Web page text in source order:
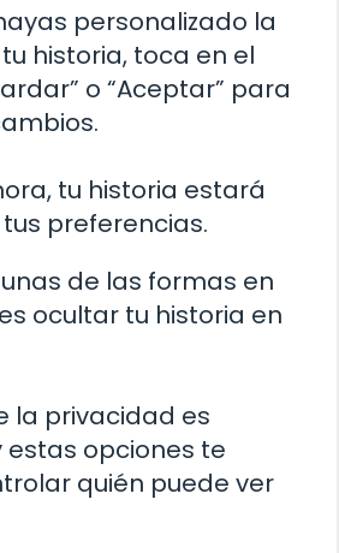
personalizado la
historia, toca en el
o “Aceptar” para
tu historia estará
preferencias.
de las formas en
ocultar tu historia en
la privacidad es
opciones te
quién puede ver